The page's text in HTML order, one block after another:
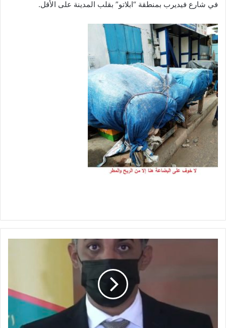
في شارع فيديرب بمنطقة “ابلاتو” بقلب المدينة على الأقل.